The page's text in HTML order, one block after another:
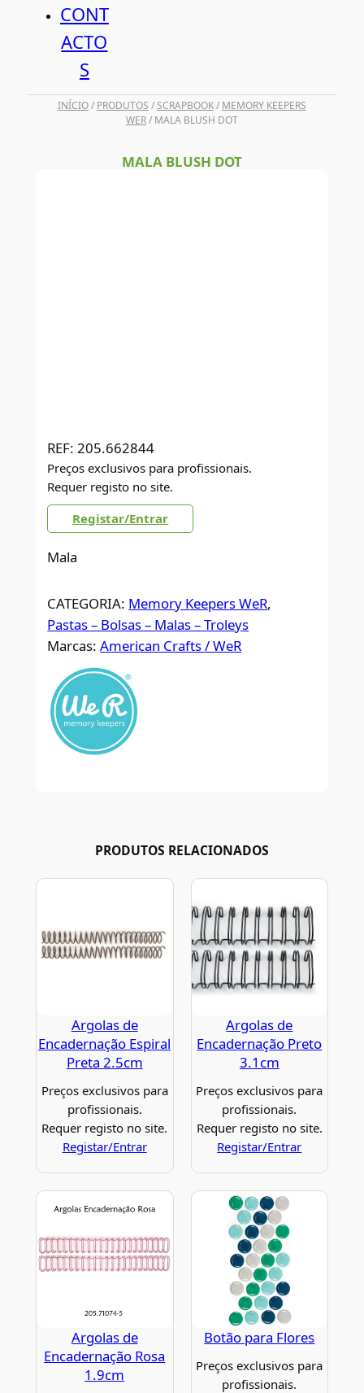
CONT
ACTO
S
INÍCIO/ PRODUTOS /SCRAPBOOK/ MEMORY KEEPERS
WER/ MALA BLUSH DOT
MALA BLUSH DOT
REF: 205.662844
Preços exclusivos para profissionais.
Requer registo no site.
Registar/Entrar
Mala
CATEGORIA: Memory Keepers WeR
Pastas – Bolsas – Malas – Troleys
Marcas:American Crafts / WeR
PRODUTOS RELACIONADOS
Argolas de
Encadernação Espiral
Preta 2.5cm
Preços exclusivos para
profissionais.
Requer registo no site.
Registar/Entrar
Argolas de
Encadernação Preto
3.1cm
Preços exclusivos para
profissionais.
Requer registo no site.
Registar/Entrar
Argolas de
Encadernação Rosa
1.9cm
Botão para Flores
Preços exclusivos para
profissionais.